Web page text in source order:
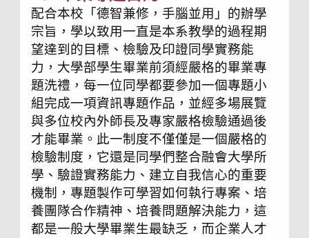
配合本校「德智兼修，手腦並用」的辦學
宗旨，學以致用一直是本系教學的過程期
望達到的目標、檢驗及印證同學實務能
力，大學部學生畢業前須經嚴格的畢業專
題洗禮，每一位同學都要參加一個專題小
組完成一項資訊專題作品，並經多場展覽
與多位校內外師長及專家嚴格檢驗通過後
才能畢業。此一制度不僅僅是一個嚴格的
檢驗制度，它還是同學們整合融會大學所
學、驗證實務能力、建立自我信心的重要
機制，專題製作可學習如何執行專案、培
養團隊合作精神、培養問題解決能力，這
都是一般大學畢業生最缺乏，而企業人才